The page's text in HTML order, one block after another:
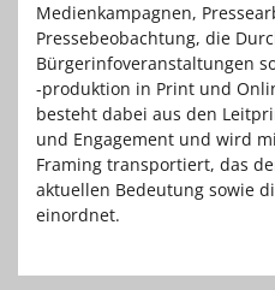
Medienkampagnen,
Pressebeobachtung, die
Bürgerinfoveranstaltungen
-produktion in Print und
besteht dabei aus den
und Engagement und wird
Framing transportiert, das
aktuellen Bedeutung sowie
einordnet.